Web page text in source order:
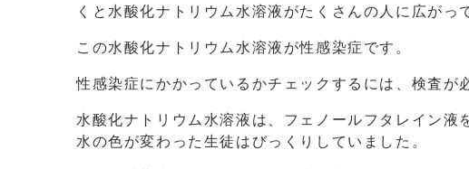
くと水酸化ナトリウム水溶液がたくさんの人に広がっ
この水酸化ナトリウム水溶液が性感染症です。
性感染症にかかっているかチェックするには、検査が
水酸化ナトリウム水溶液は、フェノールフタレイン
水の色が変わった生徒はびっくりしていました。